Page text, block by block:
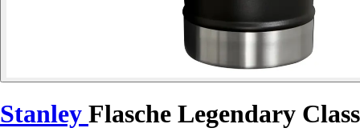
Stanley Flasche Legendary